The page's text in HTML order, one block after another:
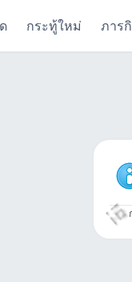
กระทู้ใหม่ ภาร